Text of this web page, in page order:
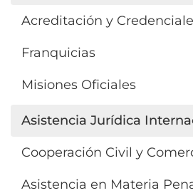
Acreditación y
Franquicias
Misiones Oficiales
Asistencia Jurídica
Cooperación Civil y
Asistencia en Materia